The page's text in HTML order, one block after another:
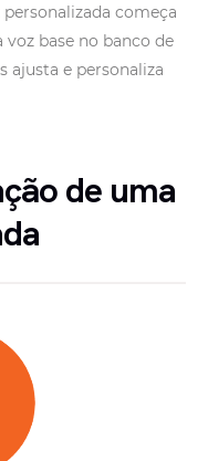
começa
base no banco de
ajusta e personaliza
de uma